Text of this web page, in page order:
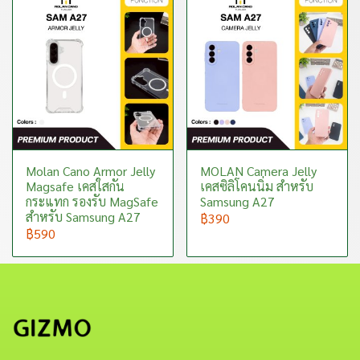
Molan Cano Armor Jelly
Magsafe เคสใสกัน
กระแทก รองรับ MagSafe
สำหรับ Samsung A27
฿590
MOLAN Camera Jelly
เคสซิลิโคนนิ่ม สำหรับ
Samsung A27
฿390